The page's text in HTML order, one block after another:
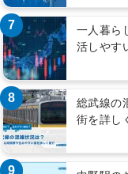
7
一人暮ら
活しやす
8
総武線の
街を詳し
9